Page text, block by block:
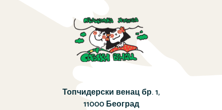
Топчидерски венац бр. 1,
11000 Београд